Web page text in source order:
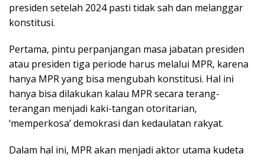
presiden setelah 2024 pasti tidak sah dan melanggar
konstitusi.
Pertama, pintu perpanjangan masa jabatan presiden
atau presiden tiga periode harus melalui MPR, karena
hanya MPR yang bisa mengubah konstitusi. Hal ini
hanya bisa dilakukan kalau MPR secara terang-
terangan menjadi kaki-tangan otoritarian,
‘memperkosa’ demokrasi dan kedaulatan rakyat.
Dalam hal ini, MPR akan menjadi aktor utama kudeta